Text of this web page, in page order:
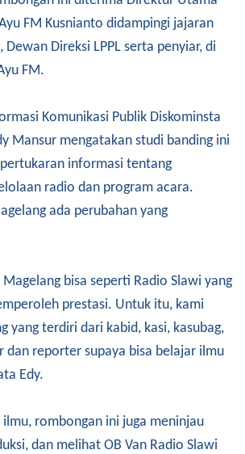
FM Kusnianto didampingi jajaran
Dewan Direksi LPPL serta penyiar, di
FM.
Komunikasi Publik Diskominsta
Mansur mengatakan studi banding ini
informasi tentang
radio dan program acara.
ada perubahan yang
bisa seperti Radio Slawi yang
prestasi. Untuk itu, kami
yang terdiri dari kabid, kasi, kasubag,
dan reporter supaya bisa belajar ilmu
Edy.
ilmu, rombongan ini juga meninjau
dan melihat OB Van Radio Slawi